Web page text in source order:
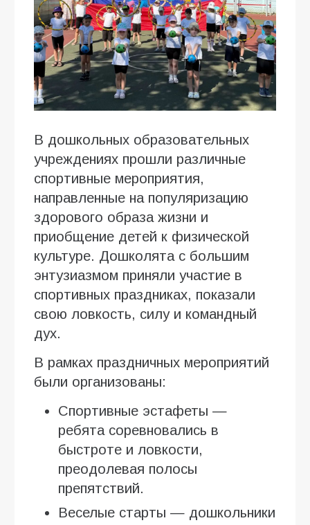
В дошкольных образовательных
учреждениях прошли различные
спортивные мероприятия,
направленные на популяризацию
здорового образа жизни и
приобщение детей к физической
культуре. Дошколята с большим
энтузиазмом приняли участие в
спортивных праздниках, показали
свою ловкость, силу и командный
дух.
В рамках праздничных мероприятий
были организованы:
Спортивные эстафеты —
ребята соревновались в
быстроте и ловкости,
преодолевая полосы
препятствий.
Веселые старты — дошкольники